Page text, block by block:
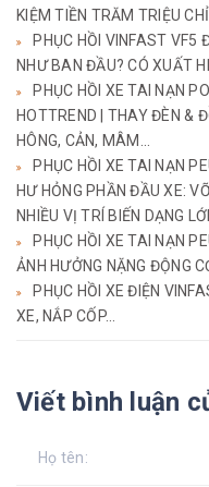
KIỆM TIỀN TRĂM TRIỆU
PHỤC HỒI VINFAST VF5
NHƯ BAN ĐẦU? CÓ XUẤT
PHỤC HỒI XE TAI NẠN
HOTTREND | THAY ĐÈN &
HÔNG, CẢN, MÂM...
PHỤC HỒI XE TAI NẠN
HƯ HỎNG PHẦN ĐẦU XE:
NHIỀU VỊ TRÍ BIẾN DẠNG
PHỤC HỒI XE TAI NẠN
ẢNH HƯỞNG NẶNG ĐỘNG
PHỤC HỒI XE ĐIỆN
XE, NẮP CỐP...
Viết bình luận